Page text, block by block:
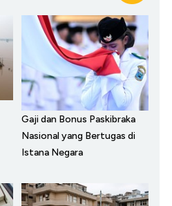
Gaji dan Bonus Paskibraka
Nasional yang Bertugas di
Istana Negara